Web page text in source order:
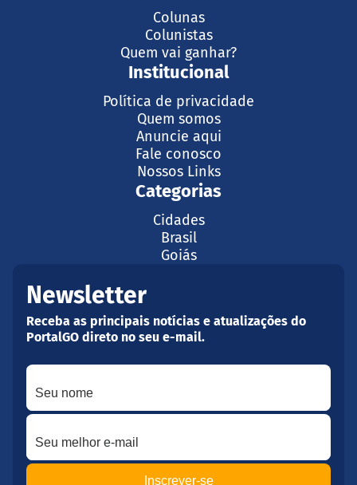
Colunas
Colunistas
Quem vai ganhar?
Institucional
Política de privacidade
Quem somos
Anuncie aqui
Fale conosco
Nossos Links
Categorias
Cidades
Brasil
Goiás
Newsletter
Receba as principais notícias e atualizações do
PortalGO direto no seu e-mail.
Seu nome
Seu melhor e-mail